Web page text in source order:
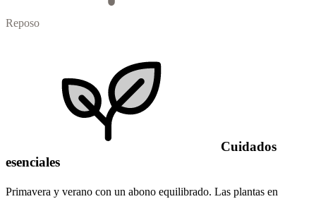
Reposo
Cuidados
esenciales
Primavera y verano con un abono equilibrado. Las plantas en